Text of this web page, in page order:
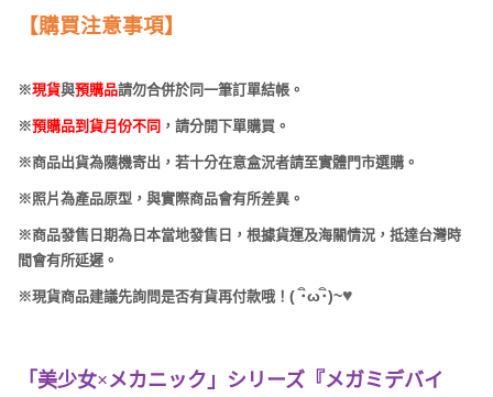
【購買注意事項】
※現貨與預購品請勿合併於同一筆訂單結帳。
※預購品到貨月份不同 ，請分開下單購買。
※商品出貨為隨機寄出，若十分在意盒況者請至實體門市選購。
※照片為產品原型，與實際商品會有所差異。
※商品發售日期為日本當地發售日，根據貨運及海關情況，抵達台灣時
間會有所延遲。
※現貨商品建議先詢問是否有貨再付款哦！ (･ω･)~♥
「美少女×メカニック」シリーズ『メガミデバイ